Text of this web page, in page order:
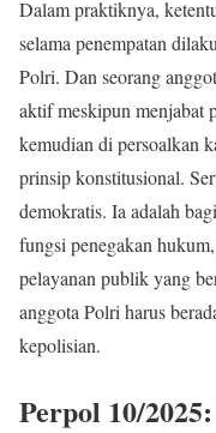
Dalam praktiknya,
selama penempatan
Polri. Dan seorang
aktif meskipun menjabat
kemudian di persoalkan
prinsip konstitusional.
demokratis. Ia adalah
fungsi penegakan
pelayanan publik yang
anggota Polri harus
kepolisian.
Perpol 10/